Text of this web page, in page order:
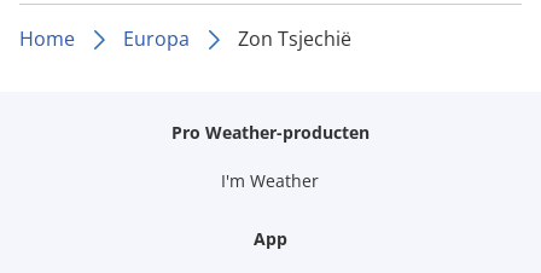
Home Europa Zon Tsjechië
Pro Weather-producten
I'm Weather
App